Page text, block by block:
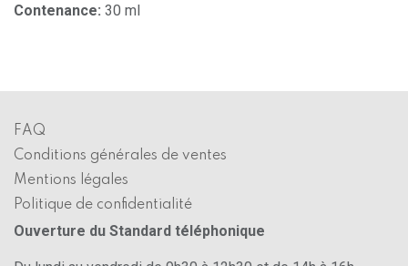
Contenance: 30 ml
FAQ
Conditions générales de ventes
Mentions légales
Politique de confidentialité
Ouverture du Standard téléphonique